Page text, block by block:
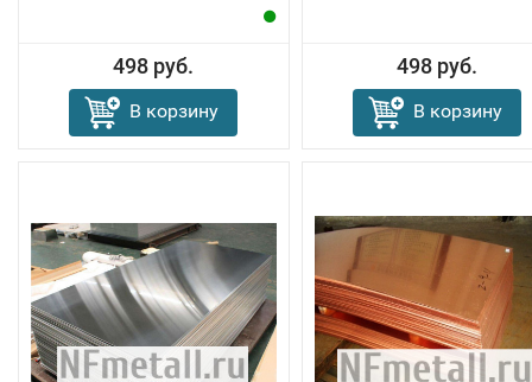
498 руб.
В корзину
498 руб.
В корзину